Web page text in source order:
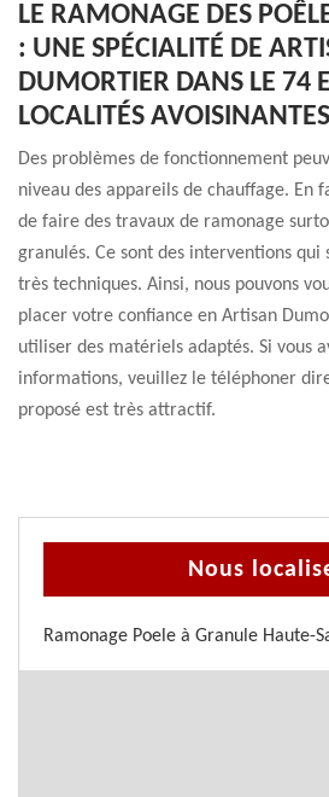
LE RAMONAGE DES
: UNE SPÉCIALITÉ DE
DUMORTIER DANS LE 74
LOCALITÉS AVOISINANTES
Des problèmes de fonctionnement
niveau des appareils de chauffage. En
de faire des travaux de ramonage
granulés. Ce sont des interventions
très techniques. Ainsi, nous pouvons
placer votre confiance en Artisan
utiliser des matériels adaptés. Si vous
informations, veuillez le téléphoner
proposé est très attractif.
Nous
Ramonage Poele à Granule Haute-